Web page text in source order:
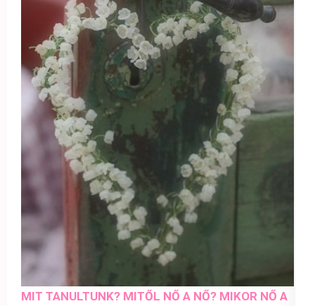
MIT TANULTUNK? MITŐL NŐ A NŐ? MIKOR NŐ A